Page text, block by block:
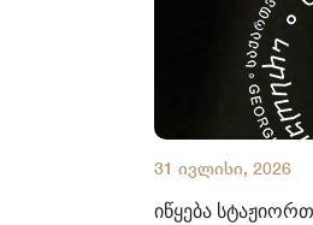
31 ივლისი, 2026
იწყება